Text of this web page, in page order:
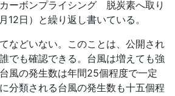
ーボンプライシング 脱炭素へ取り
12日）と繰り返し書いている。
などいない。このことは、公開され
でも確認できる。台風は増えても強
風の発生数は年間25個程度で一定
分類される台風の発生数も十五個程